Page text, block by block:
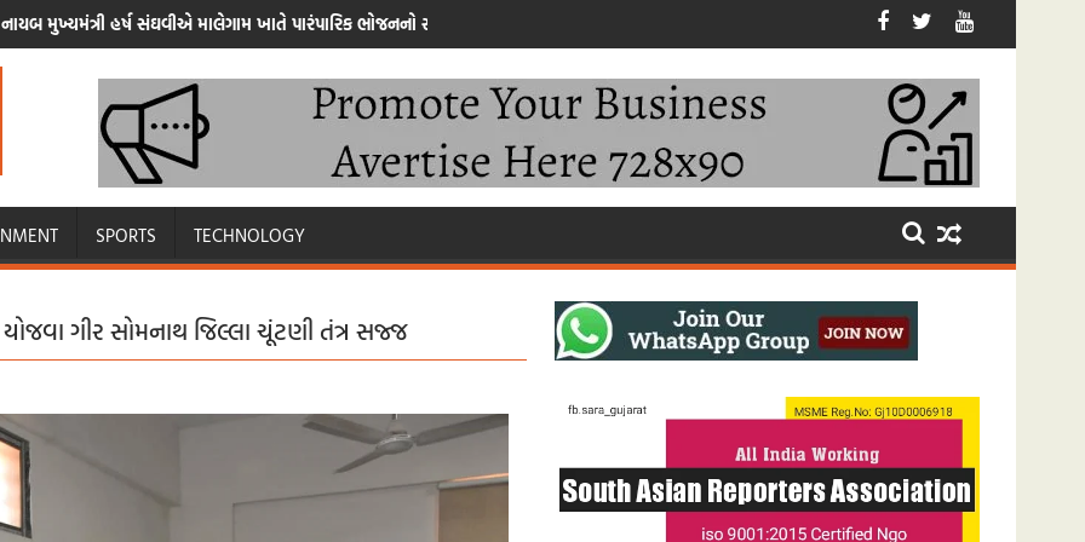
નાયબ મુખ્યમંત્રી હર્ષ સંઘવીએ માલેગામ ખાતે પારંપારિક ભોજનનો સ્વાદ માણ્યો
SPORTS TECHNOLOGY
ગીર સોમનાથ જિલ્લા ચૂંટણી તંત્ર સજ્જ